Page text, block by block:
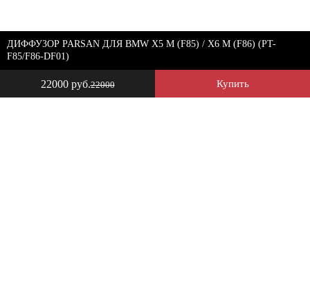
22000 руб.22000 Купить
ДИФФУЗОР PARSAN ДЛЯ BMW X5 M (F85) / X6 M (F86) (PT-
F85/F86-DF01)